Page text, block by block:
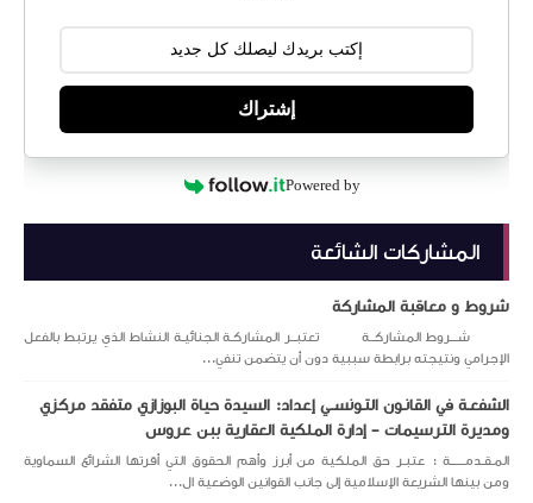
إشتراك
Powered by
المشاركات الشائعة
شروط و معاقبة المشاركة
شـــروط المشاركــة تعتبــر المشاركـة الجنائيـة النشاط الذي يرتبط بالفعل
الإجرامي ونتيجته برابطة سببية دون أن يتضمن تنفي...
الشفعـة في القانـون التـونســي إعداد: السيدة حياة البوزازي متفقد مركزي
ومديرة الترسيمات – إدارة الملكية العقارية ببن عروس
المـقـدمــــــة : عتبـر حق الملكية من أبرز وأهم الحقوق التي أقرتها الشرائع السماوية
ومن بينها الشريعة الإسلامية إلى جانب القوانين الوضعية ال...